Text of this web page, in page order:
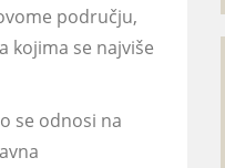
području,
kojima se najviše
se odnosi na